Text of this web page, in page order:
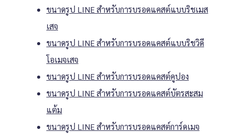
ขนาดรูป LINE สำหรับการบรอดแคสต์แบบริชเมส
เสจ
ขนาดรูป LINE สำหรับการบรอดแคสต์แบบริชวิดี
โอเมจเสจ
ขนาดรูป LINE สำหรับการบรอดแคสต์คูปอง
ขนาดรูป LINE สำหรับการบรอดแคสต์บัตรสะสม
แต้ม
ขนาดรูป LINE สำหรับการบรอดแคสต์การ์ดเมจ